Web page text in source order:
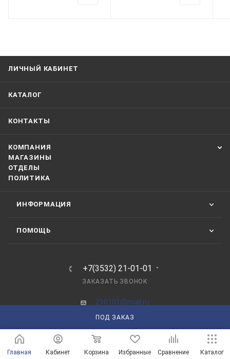
ПОД ЗАКАЗ
ЛИЧНЫЙ КАБИНЕТ
КАТАЛОГ
КОНТАКТЫ
КОМПАНИЯ
МАГАЗИНЫ
ОТДЕЛЫ
ПОЛИТИКА
ИНФОРМАЦИЯ
ПОМОЩЬ
+7(3532) 21-01-01
ЗАКАЗАТЬ ЗВОНОК
210101@mail.ru
Главная Кабинет Корзина Избранные Сравнение Каталог